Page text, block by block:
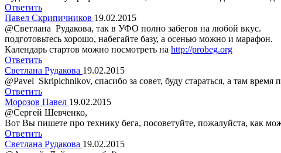
Ответить
Павел Скрипичников 19.02.2015
@Светлана Рудакова, так в УФО полно забегов на любой вкус.
подготовьтесь хорошо, набегайте базу, а осенью можно и марафон.
Календарь стартов можно посмотреть на http://probeg.org
Ответить
Светлана Рудакова 19.02.2015
@Pavel Skripichnikov, спасибо за совет, буду стараться, а там время
Ответить
Морозов Павел 19.02.2015
@Сергей Шевченко,
Вот Вы пишете про технику бега, посоветуйте, пожалуйста, как
Ответить
Светлана Рудакова 19.02.2015